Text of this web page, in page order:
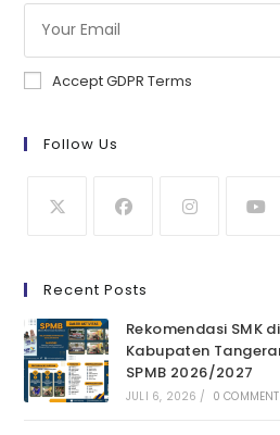
Accept GDPR Terms
Follow Us
Recent Posts
Rekomendasi SMK
Kabupaten
SPMB 2026/2027
JULI 6, 2026 / 0